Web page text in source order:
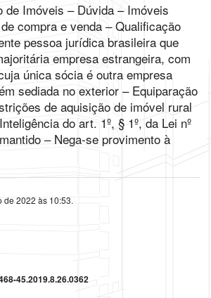
de Imóveis – Dúvida – Imóveis
compra e venda – Qualificação
pessoa jurídica brasileira que
empresa estrangeira, com
única sócia é outra empresa
sediada no exterior – Equiparação
de aquisição de imóvel rural
do art. 1º, § 1º, da Lei nº
– Nega-se provimento à
de 2022 às 10:53.
45.2019.8.26.0362